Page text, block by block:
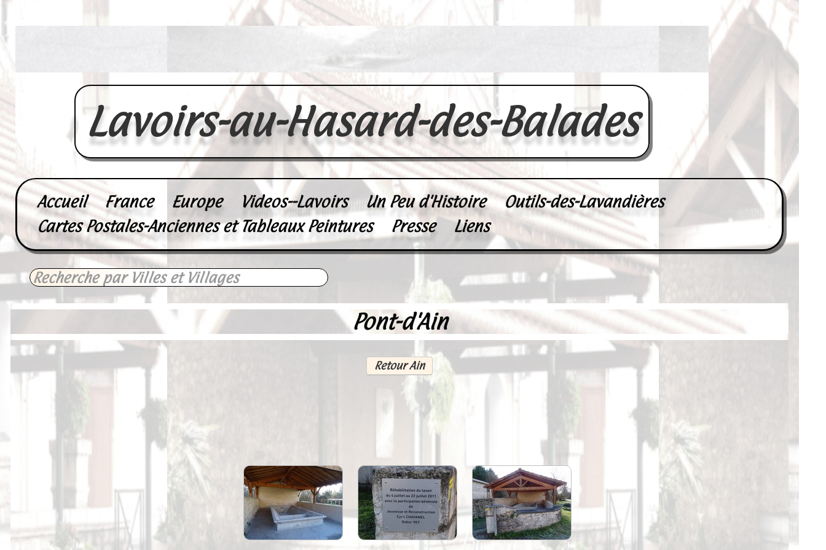
Lavoirs-au-Hasard-des-Balades
Accueil France Europe Videos--Lavoirs Un Peu d'Histoire
Outils-des-Lavandières
Cartes Postales-Anciennes et Tableaux Peintures
Presse Liens
Pont-d'Ain
Retour Ain